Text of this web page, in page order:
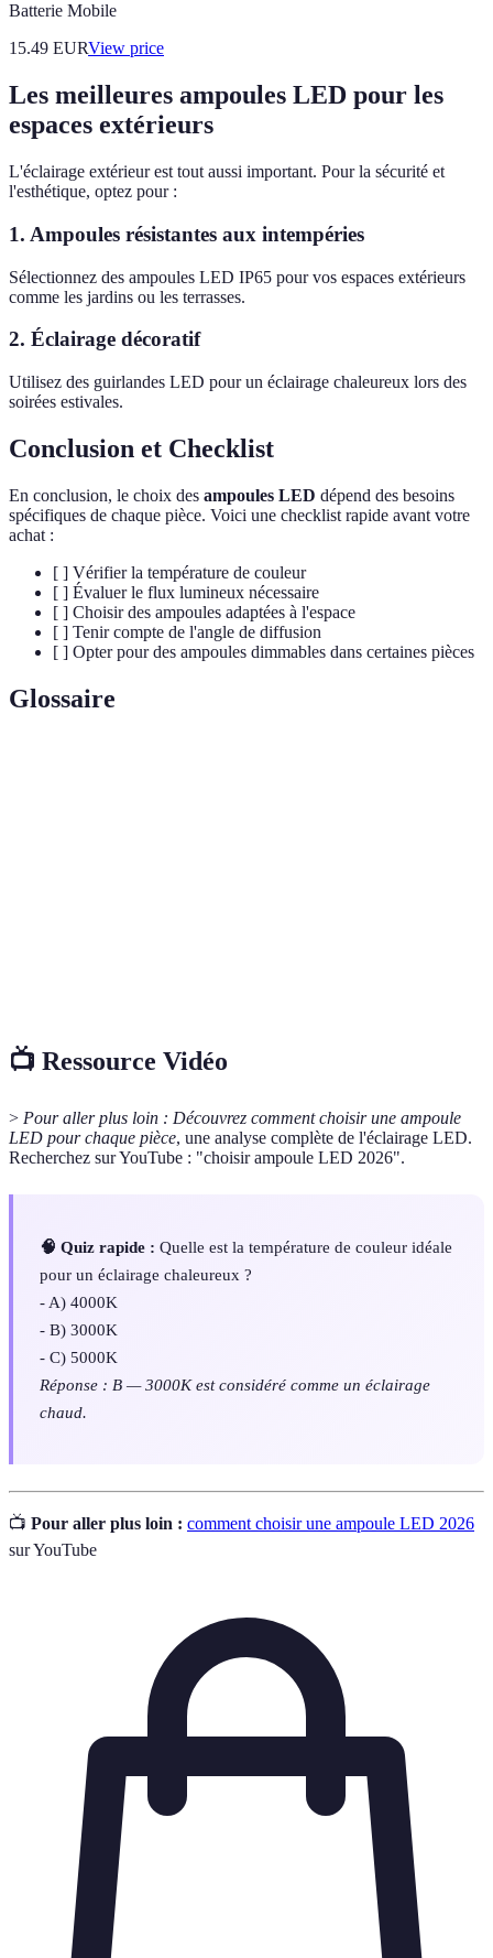
Batterie Mobile
15.49 EURView price
Les meilleures ampoules LED pour les
espaces extérieurs
L'éclairage extérieur est tout aussi important. Pour la sécurité et
l'esthétique, optez pour :
1. Ampoules résistantes aux intempéries
Sélectionnez des ampoules LED IP65 pour vos espaces extérieurs
comme les jardins ou les terrasses.
2. Éclairage décoratif
Utilisez des guirlandes LED pour un éclairage chaleureux lors des
soirées estivales.
Conclusion et Checklist
En conclusion, le choix des ampoules LED dépend des besoins
spécifiques de chaque pièce. Voici une checklist rapide avant votre
achat :
[ ] Vérifier la température de couleur
[ ] Évaluer le flux lumineux nécessaire
[ ] Choisir des ampoules adaptées à l'espace
[ ] Tenir compte de l'angle de diffusion
[ ] Opter pour des ampoules dimmables dans certaines pièces
Glossaire
📺 Ressource Vidéo
> Pour aller plus loin : Découvrez comment choisir une ampoule
LED pour chaque pièce, une analyse complète de l'éclairage LED.
Recherchez sur YouTube : "choisir ampoule LED 2026".
🧠 Quiz rapide : Quelle est la température de couleur idéale
pour un éclairage chaleureux ?
- A) 4000K
- B) 3000K
- C) 5000K
Réponse : B — 3000K est considéré comme un éclairage
chaud.
📺 Pour aller plus loin : comment choisir une ampoule LED 2026
sur YouTube